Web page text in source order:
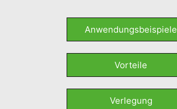
Anwendungsbeispiele
Vorteile
Verlegung